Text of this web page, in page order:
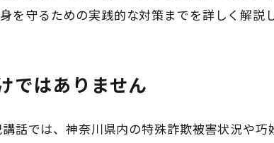
を守るための実践的な対策までを詳しく解説
ではありません
話では、神奈川県内の特殊詐欺被害状況や巧